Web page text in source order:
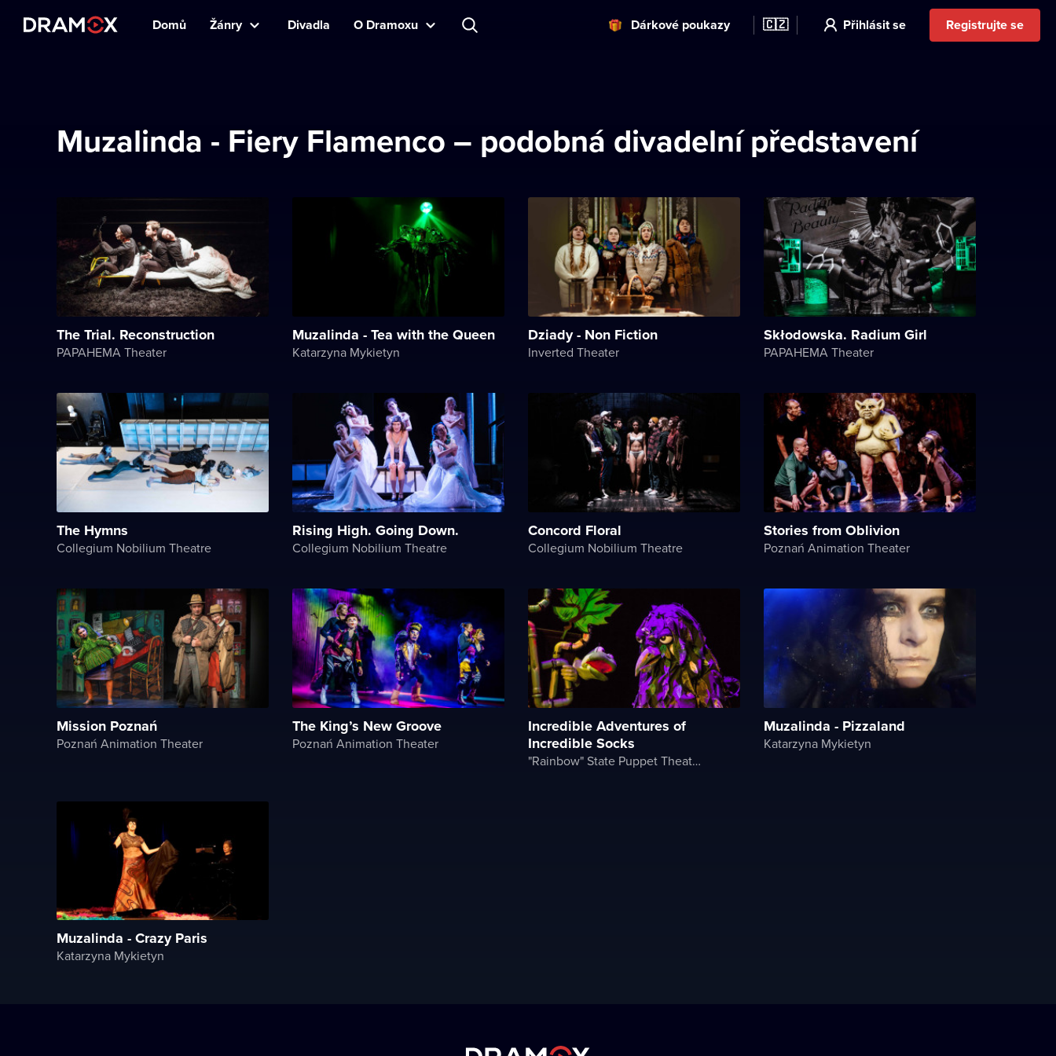
Domů Žánry Divadla O Dramoxu Dárkové poukazy 🇨🇿 Přihlásit se Registrujte se
Muzalinda - Fiery Flamenco – podobná divadelní představení
The Trial. Reconstruction
PAPAHEMA Theater
Muzalinda - Tea with the Queen
Katarzyna Mykietyn
Dziady - Non Fiction
Inverted Theater
Skłodowska. Radium Girl
PAPAHEMA Theater
The Hymns
Collegium Nobilium Theatre
Rising High. Going Down.
Collegium Nobilium Theatre
Concord Floral
Collegium Nobilium Theatre
Stories from Oblivion
Poznań Animation Theater
Mission Poznań
Poznań Animation Theater
The King’s New Groove
Poznań Animation Theater
Incredible Adventures of
Incredible Socks
"Rainbow" State Puppet Theater
Muzalinda - Pizzaland
Katarzyna Mykietyn
Muzalinda - Crazy Paris
Katarzyna Mykietyn